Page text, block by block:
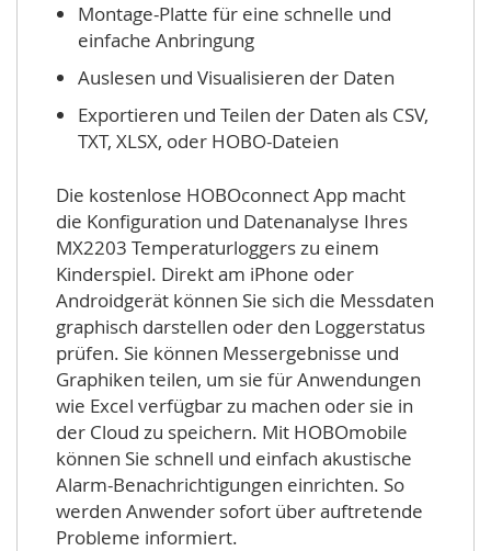
Montage-Platte für eine schnelle und
einfache Anbringung
Auslesen und Visualisieren der Daten
Exportieren und Teilen der Daten als CSV,
TXT, XLSX, oder HOBO-Dateien
Die kostenlose HOBOconnect App macht
die Konfiguration und Datenanalyse Ihres
MX2203 Temperaturloggers zu einem
Kinderspiel. Direkt am iPhone oder
Androidgerät können Sie sich die Messdaten
graphisch darstellen oder den Loggerstatus
prüfen. Sie können Messergebnisse und
Graphiken teilen, um sie für Anwendungen
wie Excel verfügbar zu machen oder sie in
der Cloud zu speichern. Mit HOBOmobile
können Sie schnell und einfach akustische
Alarm-Benachrichtigungen einrichten. So
werden Anwender sofort über auftretende
Probleme informiert.